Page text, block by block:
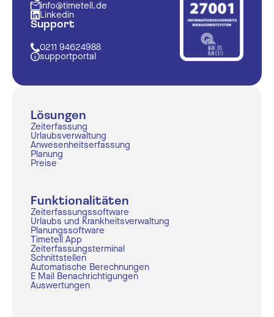
info@timetell.de
Linkedin
Support
0211 94624988
supportportal
Lösungen
Zeiterfassung
Urlaubsverwaltung
Anwesenheitserfassung
Planung
Preise
Funktionalitäten
Zeiterfassungssoftware
Urlaubs und Krankheitsverwaltung
Planungssoftware
Timetell App
Zeiterfassungsterminal
Schnittstellen
Automatische Berechnungen
E Mail Benachrichtigungen
Auswertungen